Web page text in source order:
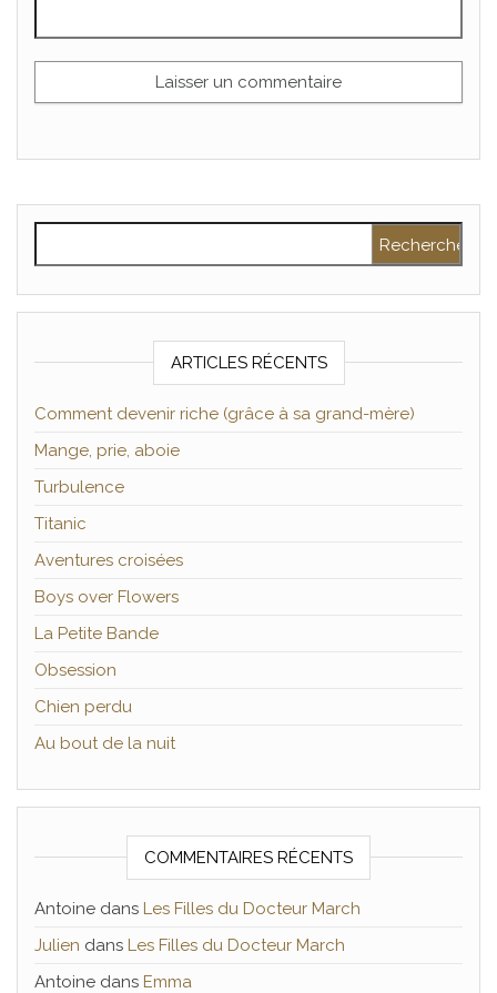
ARTICLES RÉCENTS
Comment devenir riche (grâce à sa grand-mère)
Mange, prie, aboie
Turbulence
Titanic
Aventures croisées
Boys over Flowers
La Petite Bande
Obsession
Chien perdu
Au bout de la nuit
COMMENTAIRES RÉCENTS
Antoine dans Les Filles du Docteur March
Julien dans Les Filles du Docteur March
Antoine dans Emma